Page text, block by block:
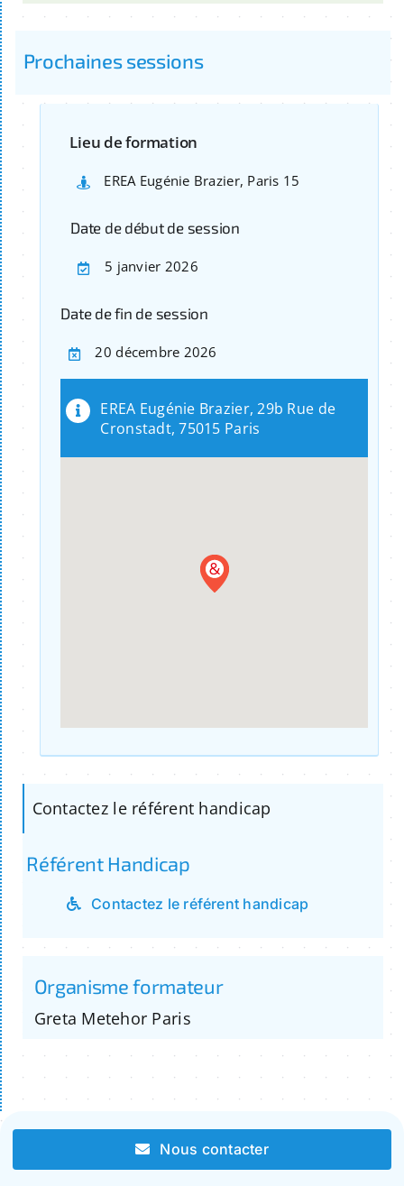
Prochaines sessions
Lieu de formation
EREA Eugénie Brazier, Paris 15
Date de début de session
5 janvier 2026
Date de fin de session
20 décembre 2026
EREA Eugénie Brazier, 29b Rue de
Cronstadt, 75015 Paris
Contactez le référent handicap
Référent Handicap
Contactez le référent handicap
Organisme formateur
Greta Metehor Paris
Nous contacter